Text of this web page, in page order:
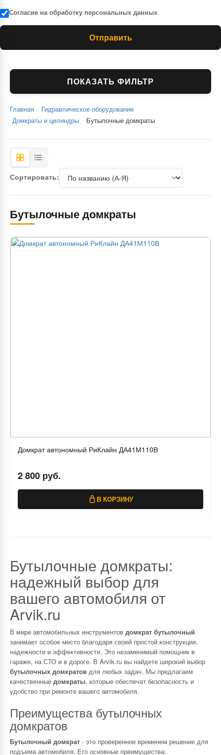
Согласие на обработку персональных данных
Отправить
ПОКАЗАТЬ ФИЛЬТР
Главная
Гидравлическое оборудование
Домкраты и цилиндры
Бутылочные домкраты
Сортировать:
Бутылочные домкраты
Домкрат автономный РиКлайн ДА41М110В
2 800 руб.
В КОРЗИНУ
Бутылочные домкраты:
надежный выбор для
вашего автомобиля от
Arvik.ru
В мире автомобильных инструментов домкрат бутылочный
занимает особое место благодаря своей простой конструкции,
надежности и эффективности. Это незаменимый помощник в
гараже, на СТО и в дороге. В Arvik.ru вы найдете широкий выбор
бутылочных домкратов для любых задач. Мы предлагаем
качественные домкраты, которые обеспечат безопасность и
удобство при ремонте вашего автомобиля.
Преимущества бутылочных
домкратов
Бутылочный домкрат - это проверенное временем решение для
подъема автомобиля. Его основные преимущества: